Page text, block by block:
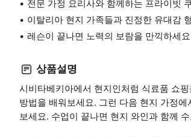
전문 가정 요리사와 함께하는 프라이빗
이탈리아 현지 가족들과 진정한 유대감
레슨이 끝나면 노력의 보람을 만끽하세
상품설명
시비타베키아에서 현지인처럼 식료품 쇼
방법을 배워보세요. 그런 다음 현지 가정
보세요. 수업이 끝나면 현지 와인과 함께